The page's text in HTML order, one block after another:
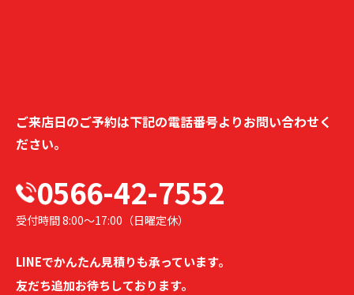
ご来店日のご予約は下記の電話番号よりお問い合わせく
ださい。
0566-42-7552
受付時間 8:00〜17:00（日曜定休）
LINEでかんたん見積りも承っています。
友だち追加お待ちしております。